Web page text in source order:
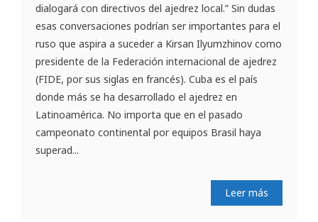
dialogará con directivos del ajedrez local.” Sin dudas
esas conversaciones podrían ser importantes para el
ruso que aspira a suceder a Kirsan Ilyumzhinov como
presidente de la Federación internacional de ajedrez
(FIDE, por sus siglas en francés). Cuba es el país
donde más se ha desarrollado el ajedrez en
Latinoamérica. No importa que en el pasado
campeonato continental por equipos Brasil haya
superad...
Leer más